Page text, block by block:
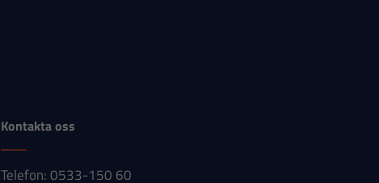
Kontakta oss
Telefon: 0533-150 60